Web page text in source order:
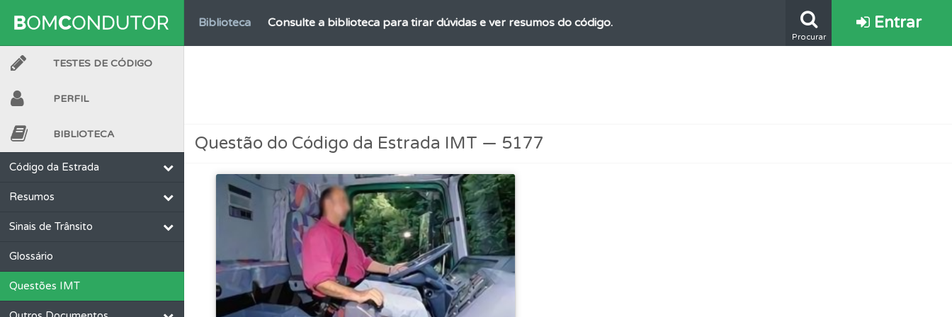
Biblioteca Consulte a biblioteca para tirar dúvidas e ver resumos do código.
Questões As questões que usamos estão atualizadas e são as mesmas do exame oficial.
Veja as questões que errou no seu perfil.
Testes Veja o nível de dificuldade do teste quando o termina.
Procurar
Entrar
TESTES DE CÓDIGO
PERFIL
BIBLIOTECA
Código da Estrada
Resumos
Sinais de Trânsito
Glossário
Questões IMT
Questão do Código da Estrada IMT — 5177